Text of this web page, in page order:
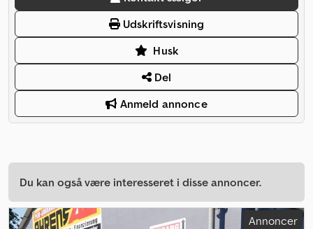
Udskriftsvisning
Husk
Del
Anmeld annonce
Du kan også være interesseret i disse annoncer.
Annoncer